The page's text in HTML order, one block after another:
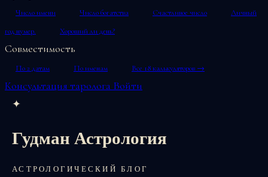
Число имени Число богатства Счастливое число
Личный
год нумер.
Хороший ли день?
Совместимость
По 2 датам По именам Все 18 калькуляторов →
Консультация таролога Войти
✦
Гудман Астрология
АСТРОЛОГИЧЕСКИЙ БЛОГ